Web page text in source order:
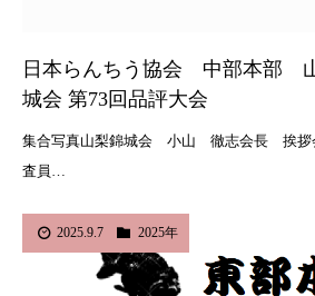
日本らんちう協会 中部本部
城会 第73回品評大会
集合写真山梨錦城会 小山 徹志会長 挨拶
査員…
2025.9.7 2025年